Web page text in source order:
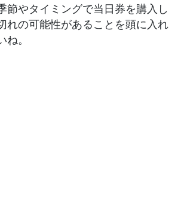
節やタイミングで当日券を購入し
れの可能性があることを頭に入れ
。